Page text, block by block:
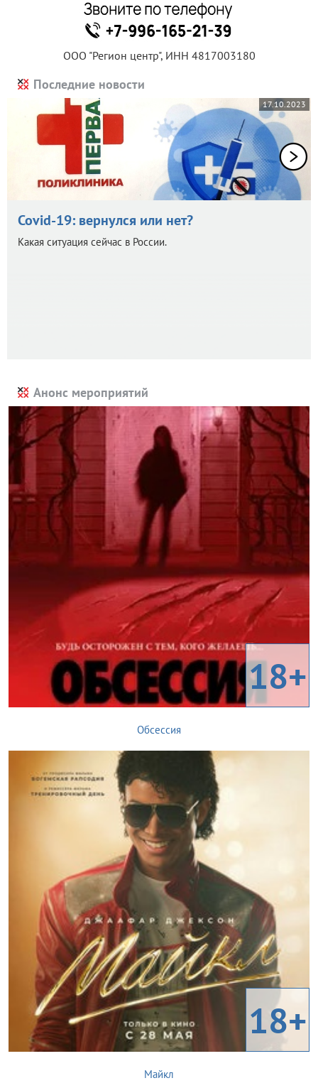
ООО "Регион центр", ИНН 4817003180
Последние новости
17.10.2023
Covid-19: вернулся или нет?
Какая ситуация сейчас в России.
Анонс мероприятий
18+
Обсессия
18+
Майкл